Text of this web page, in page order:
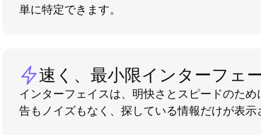
単に特定できます。
速く、最小限インターフェ
インターフェイスは、明快さとスピードのた
告もノイズもなく、探している情報だけが表示